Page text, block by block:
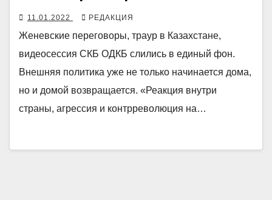
11.01.2022 РЕДАКЦИЯ
Женевские переговоры, траур в Казахстане,
видеосессия СКБ ОДКБ слились в единый фон.
Внешняя политика уже не только начинается дома,
но и домой возвращается. «Реакция внутри
страны, агрессия и контрреволюция на…